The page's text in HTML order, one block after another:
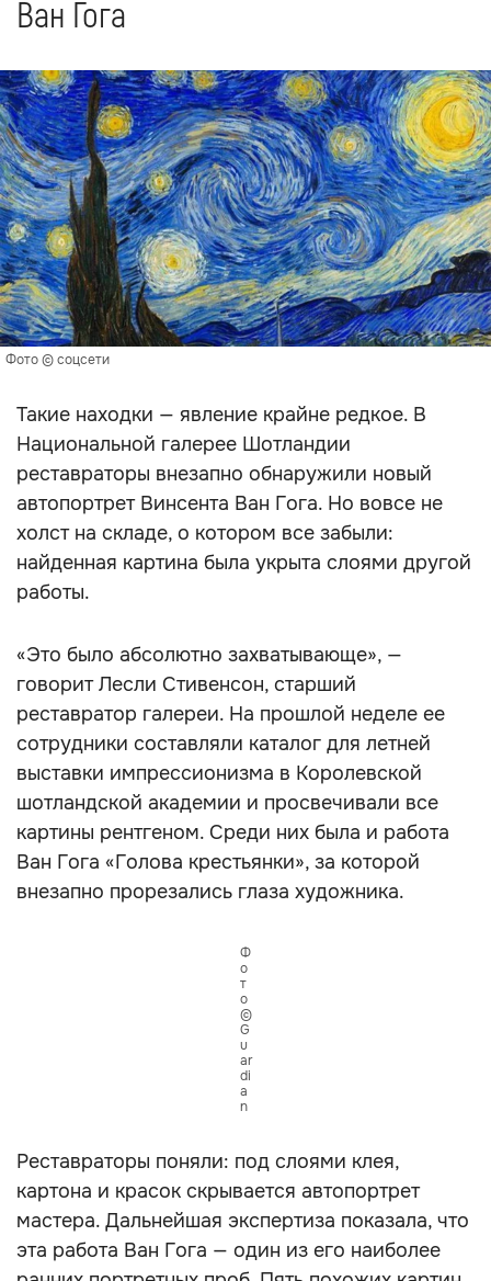
Ван Гога
Фото © соцсети
Такие находки — явление крайне редкое. В
Национальной галерее Шотландии
реставраторы внезапно обнаружили новый
автопортрет Винсента Ван Гога. Но вовсе не
холст на складе, о котором все забыли:
найденная картина была укрыта слоями другой
работы.
«Это было абсолютно захватывающе», —
говорит Лесли Стивенсон, старший
реставратор галереи. На прошлой неделе ее
сотрудники составляли каталог для летней
выставки импрессионизма в Королевской
шотландской академии и просвечивали все
картины рентгеном. Среди них была и работа
Ван Гога «Голова крестьянки», за которой
внезапно прорезались глаза художника.
Ф
о
т
о
©
G
u
ar
di
a
n
Реставраторы поняли: под слоями клея,
картона и красок скрывается автопортрет
мастера. Дальнейшая экспертиза показала, что
эта работа Ван Гога — один из его наиболее